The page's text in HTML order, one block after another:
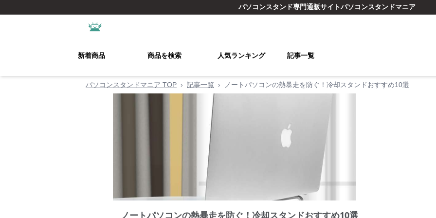
パソコンスタンド専門通販サイトパソコンスタンドマニア
新着商品 商品を検索 人気ランキング 記事一覧
パソコンスタンドマニア TOP › 記事一覧 › ノートパソコンの熱暴走を防ぐ！冷却スタンドおすすめ10選
ノートパソコンの熱暴走を防ぐ！冷却スタンドおすすめ10選